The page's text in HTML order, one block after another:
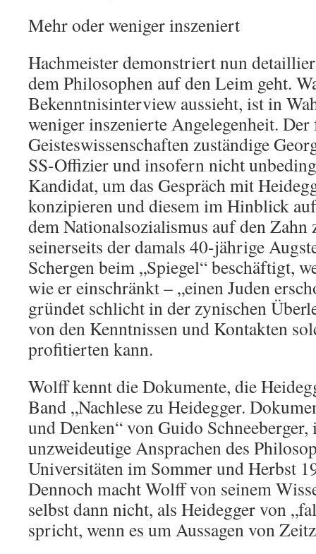
Mehr oder weniger inszeniert
Hachmeister demonstriert nun
dem Philosophen auf den Leim geht.
Bekenntnisinterview aussieht, ist in
weniger inszenierte Angelegenheit. Der
Geisteswissenschaften zuständige
SS-Offizier und insofern nicht
Kandidat, um das Gespräch mit
konzipieren und diesem im Hinblick
dem Nationalsozialismus auf den Zahn
seinerseits der damals 40-jährige
Schergen beim „Spiegel“ beschäftigt,
wie er einschränkt – „einen Juden
gründet schlicht in der zynischen
von den Kenntnissen und Kontakten
profitierten kann.
Wolff kennt die Dokumente, die
Band „Nachlese zu Heidegger.
und Denken“ von Guido Schneeberger,
unzweideutige Ansprachen des
Universitäten im Sommer und Herbst
Dennoch macht Wolff von seinem
selbst dann nicht, als Heidegger von
spricht, wenn es um Aussagen von